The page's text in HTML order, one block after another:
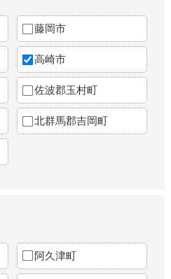
藤岡市
高崎市
佐波郡玉村町
北群馬郡吉岡町
阿久津町